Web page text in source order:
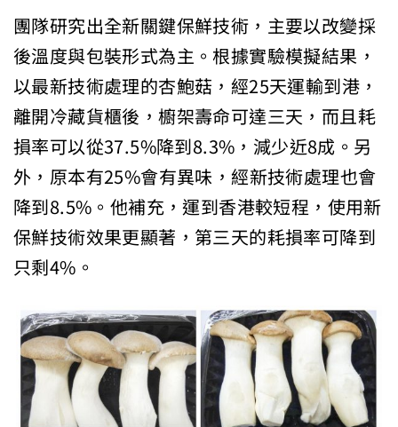
團隊研究出全新關鍵保鮮技術，主要以改變採
後溫度與包裝形式為主。根據實驗模擬結果，
以最新技術處理的杏鮑菇，經25天運輸到港，
離開冷藏貨櫃後，櫥架壽命可達三天，而且耗
損率可以從37.5%降到8.3%，減少近8成。另
外，原本有25%會有異味，經新技術處理也會
降到8.5%。他補充，運到香港較短程，使用新
保鮮技術效果更顯著，第三天的耗損率可降到
只剩4%。